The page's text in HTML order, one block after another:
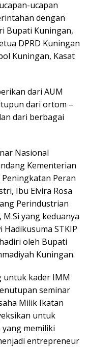
ucapan
dengan
Bupati Kuningan,
DPRD Kuningan
Kuningan, Kasat
dari AUM
dari ortom –
dari berbagai
Nasional
Kementerian
Peran
Ibu Elvira Rosa
Perindustrian
yang keduanya
STKIP
oleh Bupati
Kuningan.
untuk kader IMM
seminar
Milik Ikatan
untuk
memiliki
entrepreneur